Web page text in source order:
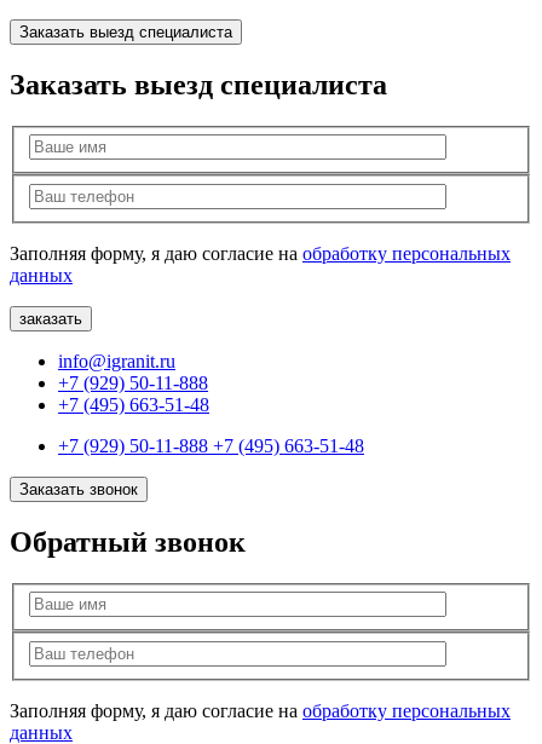
Заказать выезд специалиста
Заказать выезд специалиста
Заполняя форму, я даю согласие на обработку персональных
данных
info@igranit.ru
+7 (929) 50-11-888
+7 (495) 663-51-48
+7 (929) 50-11-888 +7 (495) 663-51-48
Заказать звонок
Обратный звонок
Заполняя форму, я даю согласие на обработку персональных
данных